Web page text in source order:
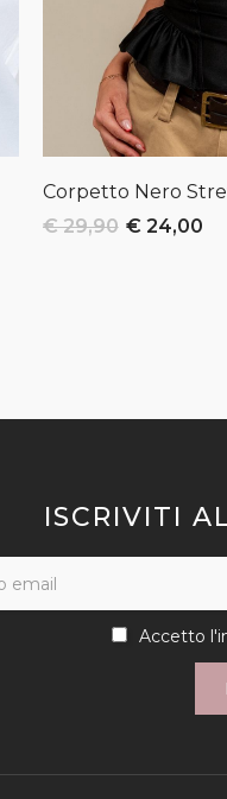
Corpetto Nero
€ 29,90 € 24,00
ISCRIVITI
Accetto